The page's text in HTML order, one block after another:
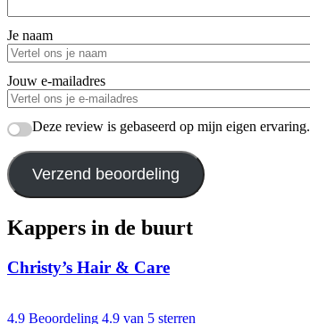
Je naam
Jouw e-mailadres
Deze review is gebaseerd op mijn eigen ervaring.
Verzend beoordeling
Kappers in de buurt
Christy’s Hair & Care
4.9 Beoordeling 4.9 van 5 sterren